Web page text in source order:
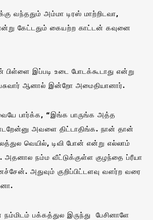
வந்ததும் அம்மா டிரஸ் மாற்றிடவா,
கேட்டதும் கையற்ற காட்டன் கவுனை
இப்படி உடை போடக்கூடாது என்று
ஆனால் இன்றோ அமைதியானார்.
பார்க்க, “இங்க பாருங்க அத்த
அவளை திட்டாதிங்க. நான் தான்
வெயில், டிவி போன் என்று எல்லாம்
அதனால நம்ம வீட்டுக்குள்ள குழந்தை ப்ரீயா
அதுவும் குறிப்பிட்டளவு வளர்ற வரை
நம்மிடம் பக்கத்துல இருந்து பேசினாளே